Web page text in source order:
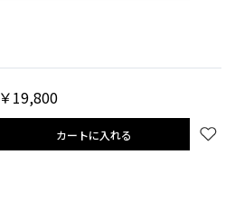
￥19,800
カートに入れる